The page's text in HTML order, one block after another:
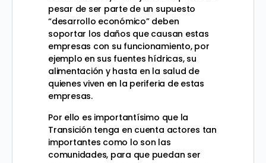
pesar de ser parte de un supuesto
“desarrollo económico” deben
soportar los daños que causan estas
empresas con su funcionamiento, por
ejemplo en sus fuentes hídricas, su
alimentación y hasta en la salud de
quienes viven en la periferia de estas
empresas.
Por ello es importantísimo que la
Transición tenga en cuenta actores tan
importantes como lo son las
comunidades, para que puedan ser